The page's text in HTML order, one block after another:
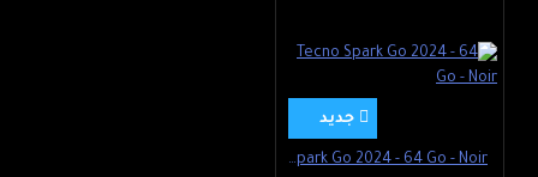
جديد
Tecno Spark Go 2024 - 64 Go - Noir